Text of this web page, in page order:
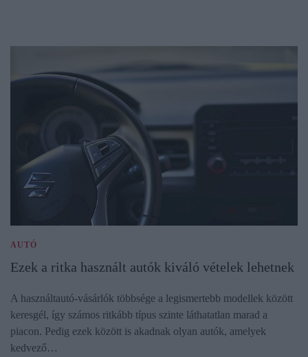
AUTÓ
Ezek a ritka használt autók kiváló vételek lehetnek
A használtautó-vásárlók többsége a legismertebb modellek között
keresgél, így számos ritkább típus szinte láthatatlan marad a
piacon. Pedig ezek között is akadnak olyan autók, amelyek
kedvező…